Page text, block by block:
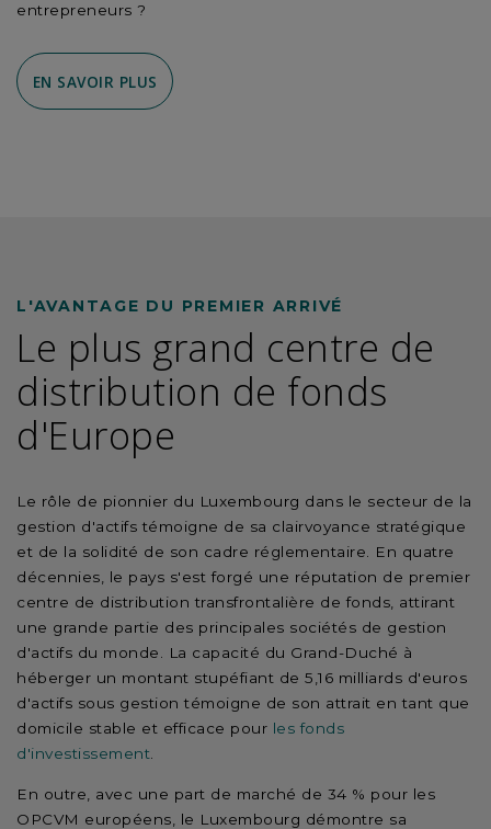
entrepreneurs ?
EN SAVOIR PLUS
L'AVANTAGE DU PREMIER ARRIVÉ
Le plus grand centre de
distribution de fonds
d'Europe
Le rôle de pionnier du Luxembourg dans le secteur de la
gestion d'actifs témoigne de sa clairvoyance stratégique
et de la solidité de son cadre réglementaire. En quatre
décennies, le pays s'est forgé une réputation de premier
centre de distribution transfrontalière de fonds, attirant
une grande partie des principales sociétés de gestion
d'actifs du monde. La capacité du Grand-Duché à
héberger un montant stupéfiant de 5,16 milliards d'euros
d'actifs sous gestion témoigne de son attrait en tant que
domicile stable et efficace pour les fonds
d'investissement.
En outre, avec une part de marché de 34 % pour les
OPCVM européens, le Luxembourg démontre sa